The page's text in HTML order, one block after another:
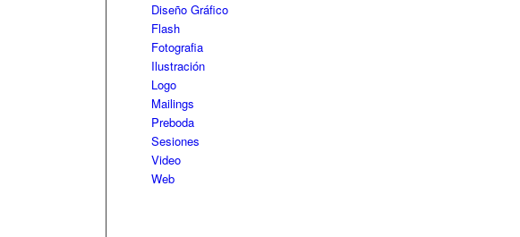
Diseño Gráfico
Flash
Fotografia
Ilustración
Logo
Mailings
Preboda
Sesiones
Video
Web